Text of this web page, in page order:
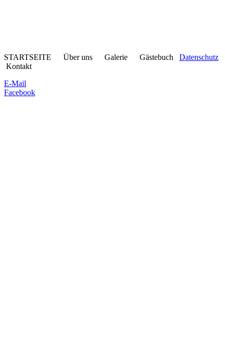
STARTSEITE Über uns Galerie Gästebuch Datenschutz
Kontakt
E-Mail
Facebook